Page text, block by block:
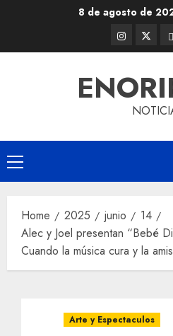
8 de agosto de
Instagram
Twitter
(X)
Primary
Menu
Home 2025 junio
14
Alec y Joel presentan “Bebé
Cuando la música cura y la
Arte y Espectaculos